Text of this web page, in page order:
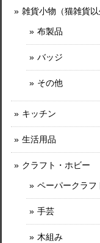
雑貨小物（猫雑貨以
布製品
バッジ
その他
キッチン
生活用品
クラフト・ホビー
ペーパークラフ
手芸
木組み